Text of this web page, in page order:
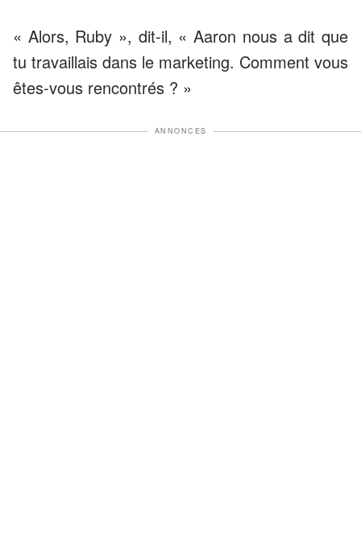
« Alors, Ruby », dit-il, « Aaron nous a dit que
tu travaillais dans le marketing. Comment vous
êtes-vous rencontrés ? »
ANNONCES